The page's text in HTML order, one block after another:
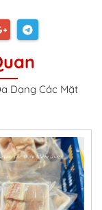
Dạng Các Mặt